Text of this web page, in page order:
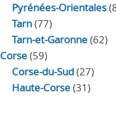
Pyrénées-Orientales
Tarn(77)
Tarn-et-Garonne(62)
Corse(59)
Corse-du-Sud(27)
Haute-Corse(31)